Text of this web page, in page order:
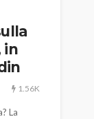
in
1.56K
La
causa